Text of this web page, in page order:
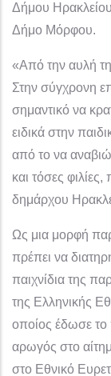
Δήμου Ηρακλείου
Δήμο Μόρφου.
«Από την αυλή
Στην σύγχρονη
σημαντικό να
ειδικά στην
από το να
και τόσες
δημάρχου
Ως μια μορφή
πρέπει να
παιχνίδια της
της Ελληνικής
οποίος έδωσε το
αρωγός στο
στο Εθνικό